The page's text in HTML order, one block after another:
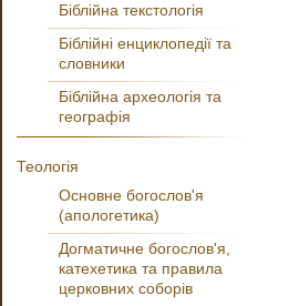
Біблійна текстологія
Біблійні енциклопедії та
словники
Біблійна археологія та
географія
Теологія
Основне богослов'я
(апологетика)
Догматичне богослов'я,
катехетика та правила
церковних соборів